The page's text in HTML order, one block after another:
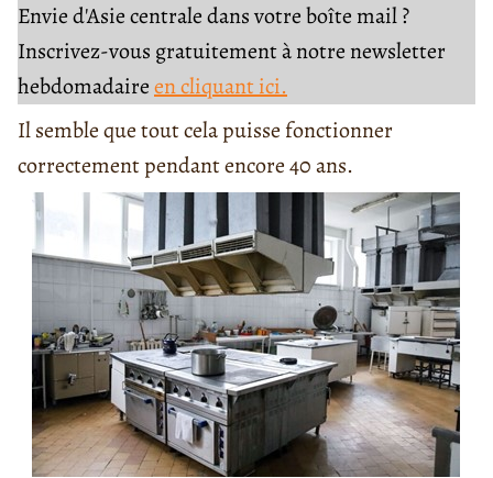
Envie d'Asie centrale dans votre boîte mail ?
Inscrivez-vous gratuitement à notre newsletter
hebdomadaireen cliquant ici.
Il semble que tout cela puisse fonctionner
correctement pendant encore 40 ans.